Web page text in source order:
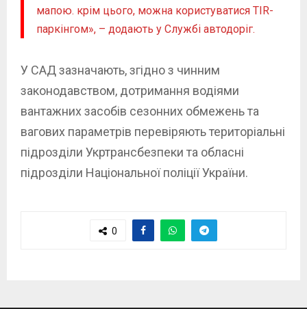
мапою. крім цього, можна користуватися TIR-
паркінгом», – додають у Службі автодоріг.
У САД зазначають, згідно з чинним
законодавством, дотримання водіями
вантажних засобів сезонних обмежень та
вагових параметрів перевіряють територіальні
підрозділи Укртрансбезпеки та обласні
підрозділи Національної поліції України.
0